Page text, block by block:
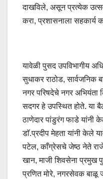
दाखविले, असून प्रत्येक
करा, प्रशासनाला सहकार्य
यावेळी पुसद उपविभागीय
सुधाकर राठोड, सार्वजनिक
नगर परिषदेचे नगर अभियंता
सदगर हे उपस्थित होते. या
ठाणेदार पांडुरंग फाडे
डाॅ.प्रदीप मेहता यांनी केले
पटेल, काँग्रेसचे जेष्ठ नेते
खान, माजी शिवसेना
प्रणित मोरे, नगरसेवक बाळू